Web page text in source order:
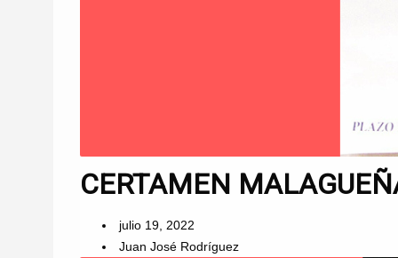
CERTAMEN
julio 19, 2022
Juan José Rodríguez